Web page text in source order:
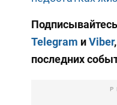
Telegram иViber
последних